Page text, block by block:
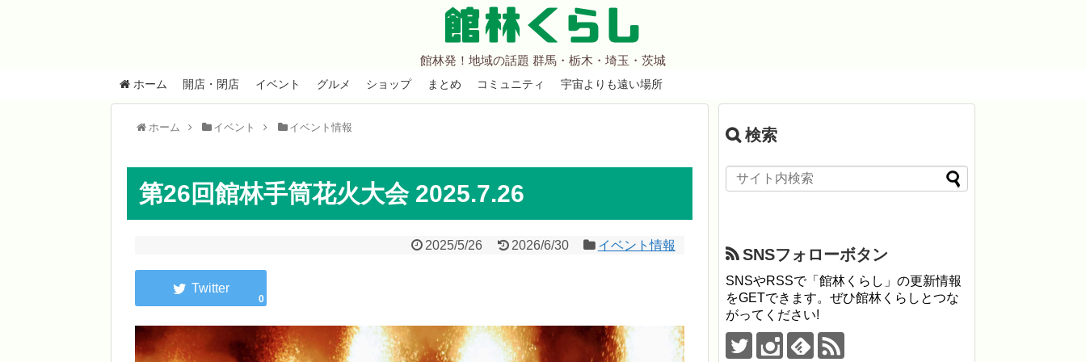
館林くらし
館林発！地域の話題 群馬・栃木・埼玉・茨城
ホーム 開店・閉店 イベント グルメ ショップ まとめ コミュニティ 宇宙よりも遠い場所
ホーム イベント イベント情報
第26回館林手筒花火大会 2025.7.26
2025/5/26 2026/6/30 イベント情報
0
検索
SNSフォローボタン
SNSやRSSで「館林くらし」の更新情報
をGETできます。ぜひ館林くらしとつな
がってください!